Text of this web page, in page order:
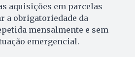
aquisições em parcelas
a obrigatoriedade da
mensalmente e sem
emergencial.